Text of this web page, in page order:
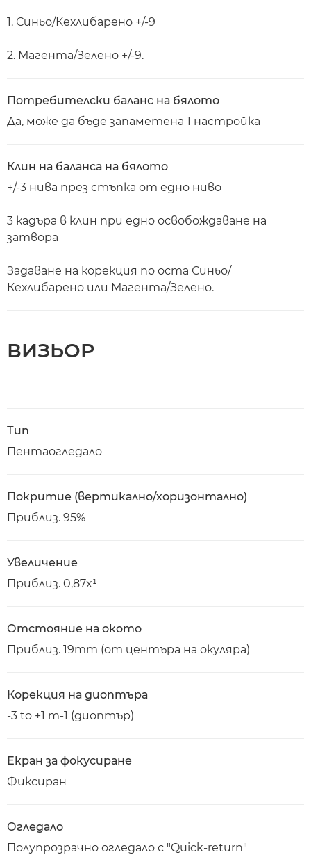
1. Синьо/Кехлибарено +/-9
2. Магента/Зелено +/-9.
Потребителски баланс на бялото
Да, може да бъде запаметена 1 настройка
Клин на баланса на бялото
+/-3 нива през стъпка от едно ниво
3 кадъра в клин при едно освобождаване на
затвора
Задаване на корекция по оста Синьо/
Кехлибарено или Магента/Зелено.
ВИЗЬОР
Тип
Пентаогледало
Покритие (вертикално/хоризонтално)
Приблиз. 95%
Увеличение
Приблиз. 0,87x¹
Отстояние на окото
Приблиз. 19mm (от центъра на окуляра)
Корекция на диоптъра
-3 to +1 m-1 (диоптър)
Екран за фокусиране
Фиксиран
Огледало
Полупрозрачно огледало с "Quick-return"